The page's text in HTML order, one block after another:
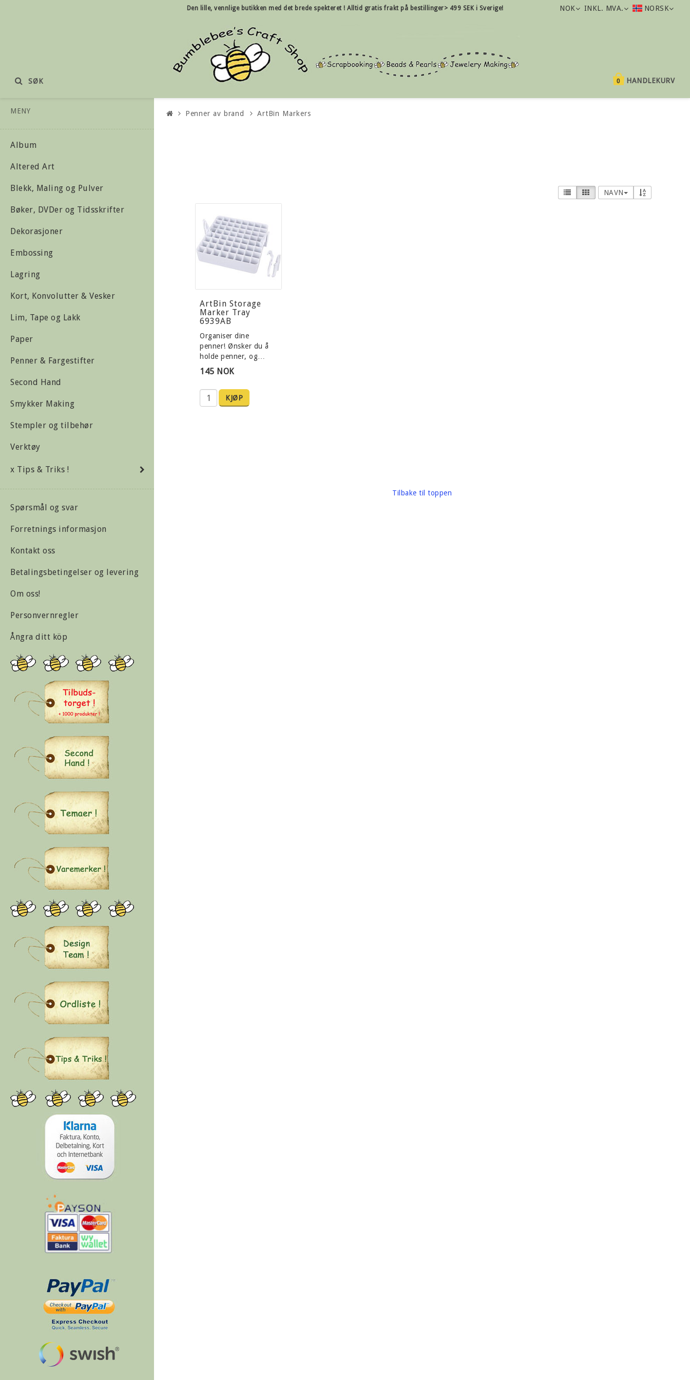
Den lille, vennlige butikken med det brede spekteret ! Alltid gratis frakt på bestillinger> 499 SEK i Sverige! NOK INKL. MVA. NORSK
HANDLEKURV
0
SØK
MENY
Album
Altered Art
Blekk, Maling og Pulver
Bøker, DVDer og Tidsskrifter
Dekorasjoner
Embossing
Lagring
Kort, Konvolutter & Vesker
Lim, Tape og Lakk
Paper
Penner & Fargestifter
Second Hand
Smykker Making
Stempler og tilbehør
Verktøy
x Tips & Triks !
Spørsmål og svar
Forretnings informasjon
Kontakt oss
Betalingsbetingelser og levering
Om oss!
Personvernregler
Ångra ditt köp
Penner av brand ArtBin Markers
NAVN
ArtBin Storage
Marker Tray
6939AB
Organiser dine
penner! Ønsker du å
holde penner, og…
145 NOK
KJØP
Tilbake til toppen